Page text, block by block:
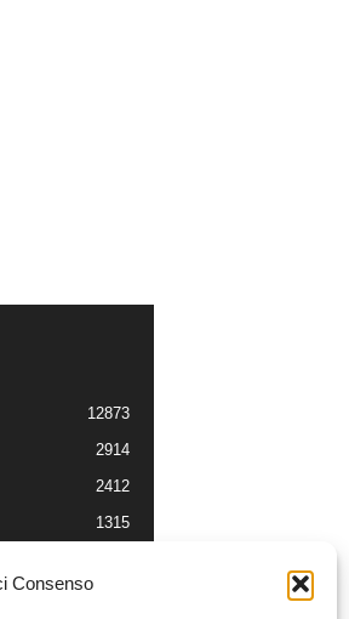
Consenso
12873
2914
2412
1315